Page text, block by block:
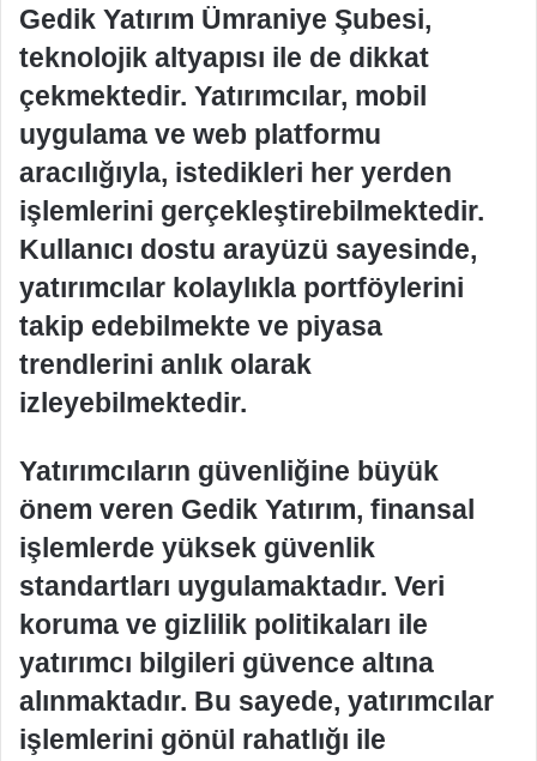
Gedik Yatırım Ümraniye Şubesi,
teknolojik altyapısı ile de dikkat
çekmektedir. Yatırımcılar, mobil
uygulama ve web platformu
aracılığıyla, istedikleri her yerden
işlemlerini gerçekleştirebilmektedir.
Kullanıcı dostu arayüzü sayesinde,
yatırımcılar kolaylıkla portföylerini
takip edebilmekte ve piyasa
trendlerini anlık olarak
izleyebilmektedir.
Yatırımcıların güvenliğine büyük
önem veren Gedik Yatırım, finansal
işlemlerde yüksek güvenlik
standartları uygulamaktadır. Veri
koruma ve gizlilik politikaları ile
yatırımcı bilgileri güvence altına
alınmaktadır. Bu sayede, yatırımcılar
işlemlerini gönül rahatlığı ile